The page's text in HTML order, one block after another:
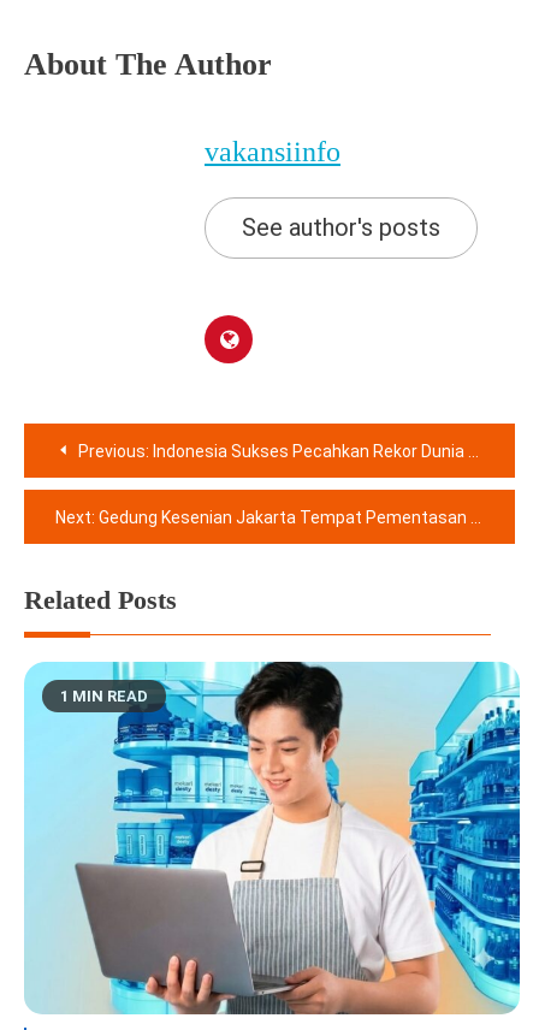
About The Author
vakansiinfo
See author's posts
Navigasi
pos
Previous: Indonesia Sukses Pecahkan Rekor Dunia Untuk Pergelaran Angklung
Next: Gedung Kesenian Jakarta Tempat Pementasan Karya Seni Indonesia
Related Posts
1 MIN READ